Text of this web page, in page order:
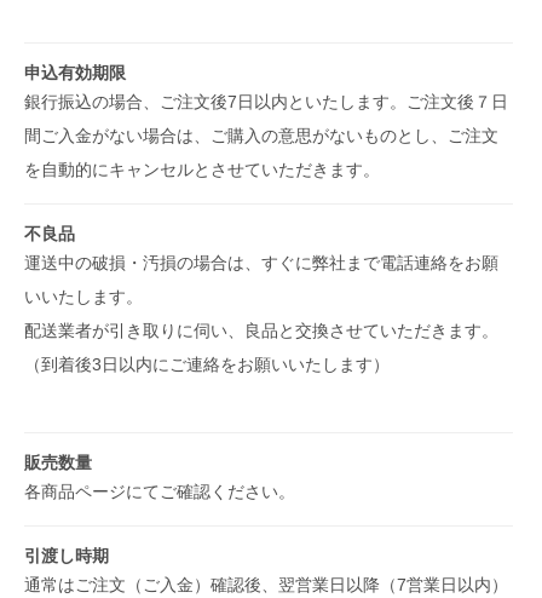
申込有効期限
銀行振込の場合、ご注文後7日以内といたします。ご注文後７日
間ご入金がない場合は、ご購入の意思がないものとし、ご注文
を自動的にキャンセルとさせていただきます。
不良品
運送中の破損・汚損の場合は、すぐに弊社まで電話連絡をお願
いいたします。
配送業者が引き取りに伺い、良品と交換させていただきます。
（到着後3日以内にご連絡をお願いいたします）
販売数量
各商品ページにてご確認ください。
引渡し時期
通常はご注文（ご入金）確認後、翌営業日以降（7営業日以内）